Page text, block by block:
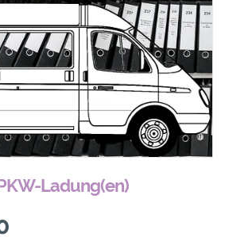
Ladung(en)